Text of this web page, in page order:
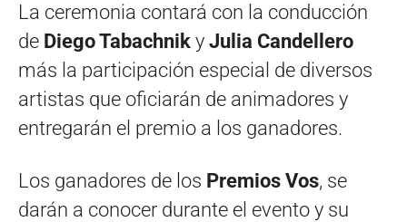
La ceremonia contará con la conducción
de Diego Tabachnik y Julia Candellero
más la participación especial de diversos
artistas que oficiarán de animadores y
entregarán el premio a los ganadores.
Los ganadores de los Premios Vos, se
darán a conocer durante el evento y su